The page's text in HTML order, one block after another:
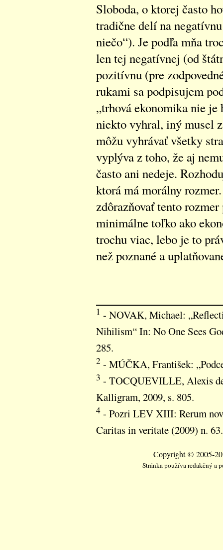
Sloboda, o ktorej často
tradične delí na
niečo“). Je podľa mňa
len tej negatívnej (od
pozitívnu (pre
rukami sa podpisujem
„trhová ekonomika nie
niekto vyhral, iný musel
môžu vyhrávať všetky
vyplýva z toho, že aj
často ani nedeje.
ktorá má morálny
zdôrazňovať tento
minimálne toľko ako
trochu viac, lebo je to
než poznané a
1 - NOVAK, Michael:
Nihilism“ In: No One Sees
285.
2 - MÚČKA, František:
3 - TOCQUEVILLE, Alexis
Kalligram, 2009, s. 805.
4- Pozri LEV XIII: Rerum
Caritas in veritate (2009) n. 63.
Copyright © 2005-
Stránka používa redakčný a